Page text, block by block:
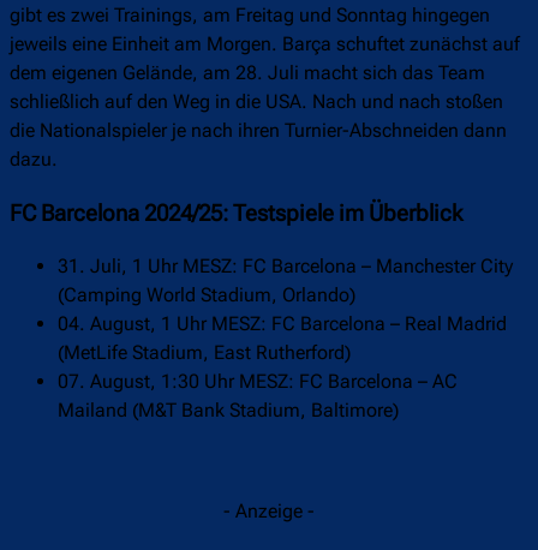
gibt es zwei Trainings, am Freitag und Sonntag hingegen
jeweils eine Einheit am Morgen. Barça schuftet zunächst auf
dem eigenen Gelände, am 28. Juli macht sich das Team
schließlich auf den Weg in die USA. Nach und nach stoßen
die Nationalspieler je nach ihren Turnier-Abschneiden dann
dazu.
FC Barcelona 2024/25: Testspiele im Überblick
31. Juli, 1 Uhr MESZ: FC Barcelona – Manchester City
(Camping World Stadium, Orlando)
04. August, 1 Uhr MESZ: FC Barcelona – Real Madrid
(MetLife Stadium, East Rutherford)
07. August, 1:30 Uhr MESZ: FC Barcelona – AC
Mailand (M&T Bank Stadium, Baltimore)
- Anzeige -